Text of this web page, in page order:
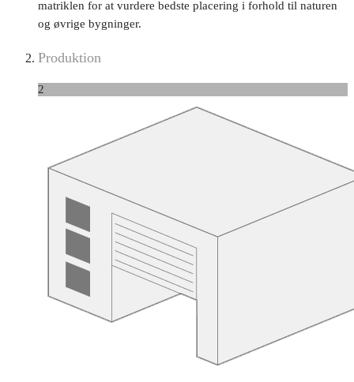
matriklen for at vurdere bedste placering i forhold til naturen
og øvrige bygninger.
Produktion
2